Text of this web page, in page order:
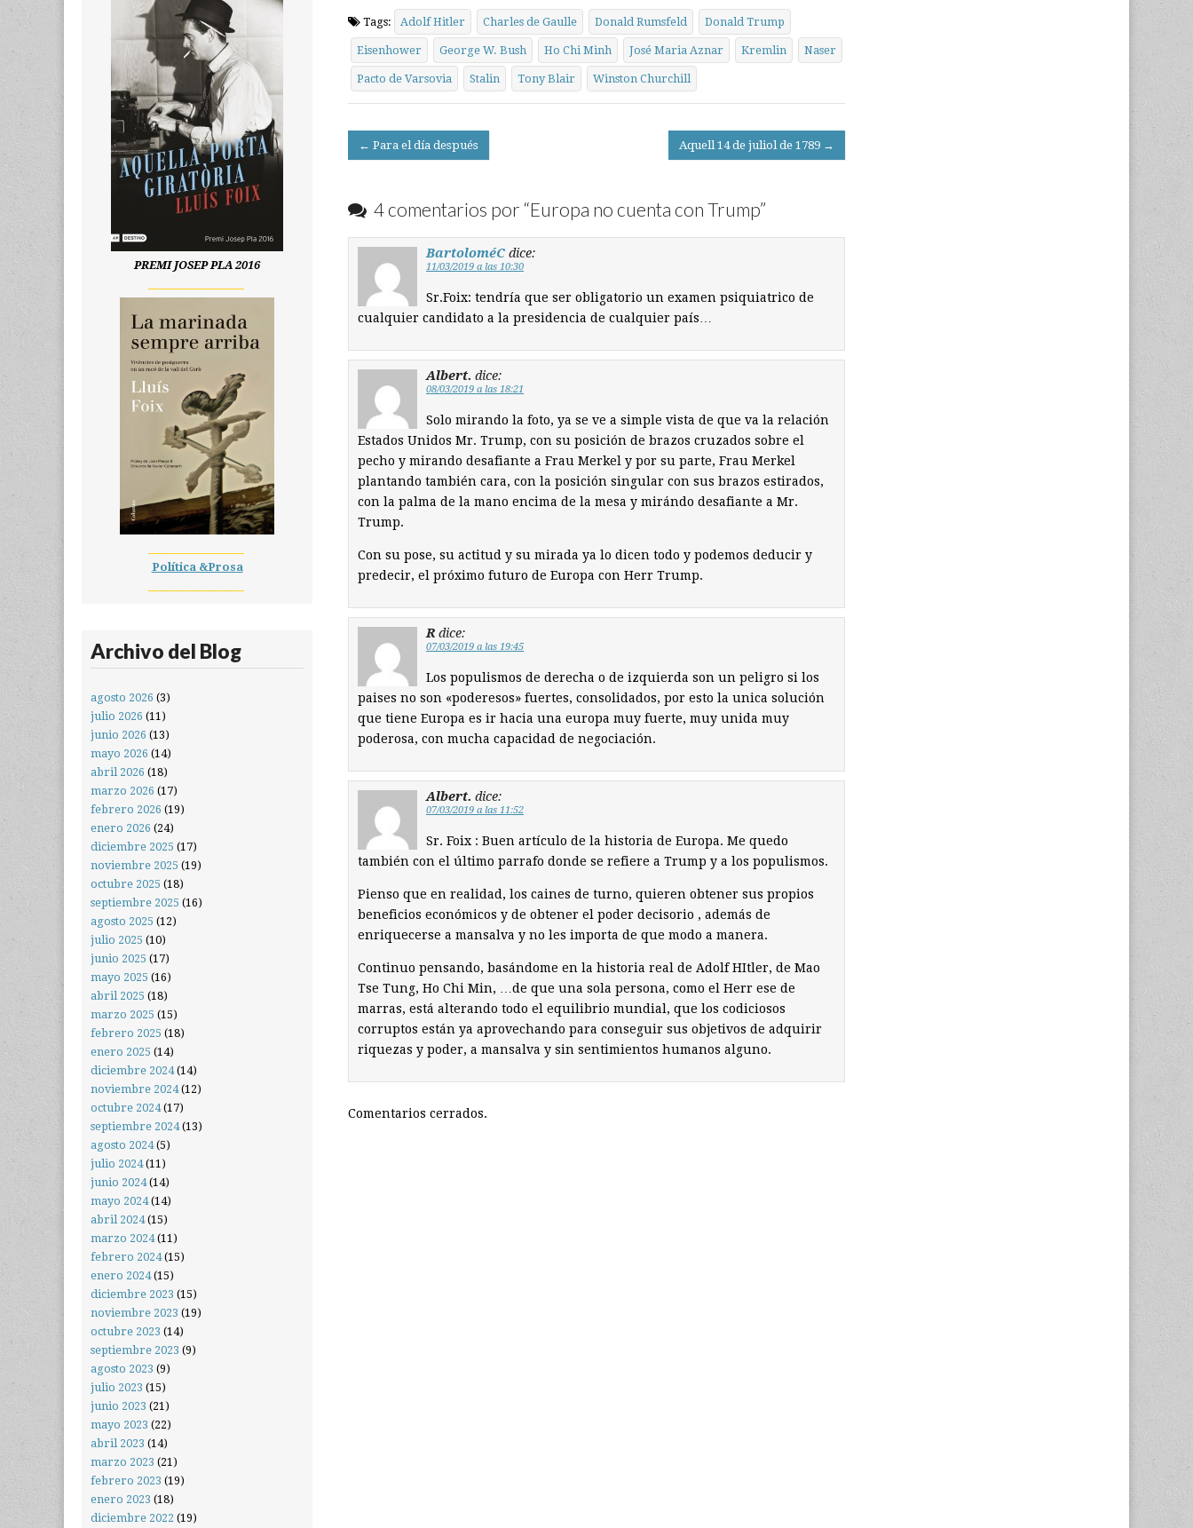
Tags: Adolf Hitler Charles de Gaulle Donald Rumsfeld Donald Trump
Eisenhower George W. Bush Ho Chi Minh José Maria Aznar Kremlin Naser
Pacto de Varsovia Stalin Tony Blair Winston Churchill
Post
← Para el día después Aquell 14 de juliol de 1789 →
4 comentarios por “Europa no cuenta con Trump”
BartoloméC dice:
11/03/2019 a las 10:30
Sr.Foix: tendría que ser obligatorio un examen psiquiatrico de
cualquier candidato a la presidencia de cualquier país…
Albert. dice:
08/03/2019 a las 18:21
Solo mirando la foto, ya se ve a simple vista de que va la relación
Estados Unidos Mr. Trump, con su posición de brazos cruzados sobre el
pecho y mirando desafiante a Frau Merkel y por su parte, Frau Merkel
plantando también cara, con la posición singular con sus brazos estirados,
con la palma de la mano encima de la mesa y mirándo desafiante a Mr.
Trump.
Con su pose, su actitud y su mirada ya lo dicen todo y podemos deducir y
predecir, el próximo futuro de Europa con Herr Trump.
R dice:
07/03/2019 a las 19:45
Los populismos de derecha o de izquierda son un peligro si los
paises no son «poderesos» fuertes, consolidados, por esto la unica solución
que tiene Europa es ir hacia una europa muy fuerte, muy unida muy
poderosa, con mucha capacidad de negociación.
Albert. dice:
07/03/2019 a las 11:52
Sr. Foix : Buen artículo de la historia de Europa. Me quedo
también con el último parrafo donde se refiere a Trump y a los populismos.
Pienso que en realidad, los caines de turno, quieren obtener sus propios
beneficios económicos y de obtener el poder decisorio , además de
enriquecerse a mansalva y no les importa de que modo a manera.
Continuo pensando, basándome en la historia real de Adolf HItler, de Mao
Tse Tung, Ho Chi Min, …de que una sola persona, como el Herr ese de
marras, está alterando todo el equilibrio mundial, que los codiciosos
corruptos están ya aprovechando para conseguir sus objetivos de adquirir
riquezas y poder, a mansalva y sin sentimientos humanos alguno.
Comentarios cerrados.
PREMI JOSEP PLA 2016
Política &Prosa
Archivo del Blog
agosto 2026 (3)
julio 2026 (11)
junio 2026 (13)
mayo 2026 (14)
abril 2026 (18)
marzo 2026 (17)
febrero 2026 (19)
enero 2026 (24)
diciembre 2025 (17)
noviembre 2025 (19)
octubre 2025 (18)
septiembre 2025 (16)
agosto 2025 (12)
julio 2025 (10)
junio 2025 (17)
mayo 2025 (16)
abril 2025 (18)
marzo 2025 (15)
febrero 2025 (18)
enero 2025 (14)
diciembre 2024(14)
noviembre 2024(12)
octubre 2024(17)
septiembre 2024(13)
agosto 2024(5)
julio 2024(11)
junio 2024(14)
mayo 2024(14)
abril 2024(15)
marzo 2024(11)
febrero 2024(15)
enero 2024(15)
diciembre 2023 (15)
noviembre 2023 (19)
octubre 2023 (14)
septiembre 2023 (9)
agosto 2023 (9)
julio 2023 (15)
junio 2023 (21)
mayo 2023 (22)
abril 2023 (14)
marzo 2023 (21)
febrero 2023 (19)
enero 2023 (18)
diciembre 2022 (19)